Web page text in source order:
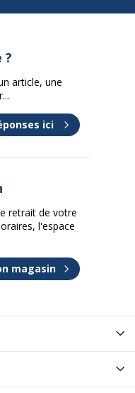
?
article, une
ici
retrait de votre
l'espace
magasin